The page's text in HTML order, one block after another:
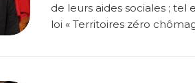
de leurs aides sociales ; tel
loi « Territoires zéro